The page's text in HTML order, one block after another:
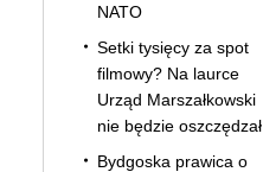
NATO
Setki tysięcy za spot
filmowy? Na laurce
Urząd Marszałkowski
nie będzie oszczędzał
Bydgoska prawica o